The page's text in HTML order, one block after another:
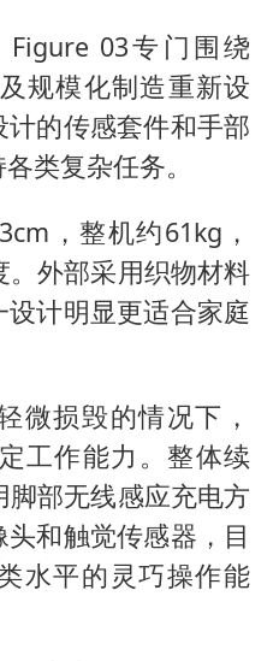
03专门围绕
规模化制造重新设
的传感套件和手部
类复杂任务。
，整机约61kg，
外部采用织物材料
计明显更适合家庭
微损毁的情况下，
工作能力。整体续
部无线感应充电方
和触觉传感器，目
水平的灵巧操作能